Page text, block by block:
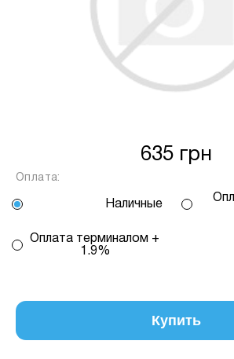
635 грн
Оплата:
Наличные
Оплата терминалом +
1.9%
Купить
від кількості обраних вами
до 25, та вираховується за
калькулятору або за
МИТТЄВА РОЗСТРОЧКА чи
Якщо сума доступного ліміту в
можливість доплатити різницю
3